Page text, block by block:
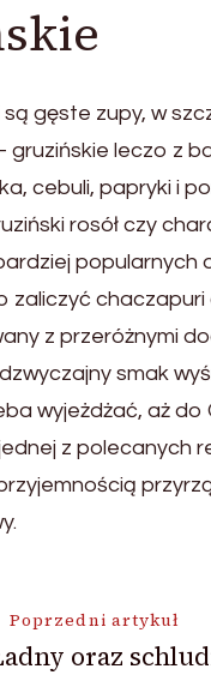
gęste zupy, w
gruzińskie leczo z
cebuli, papryki i
rosół czy
popularnych
zaliczyć
z przeróżnymi
smak
wyjeżdżać, aż do
z polecanych
Poprzedni artykuł
oraz